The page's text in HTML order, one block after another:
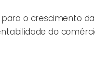
o crescimento da
do